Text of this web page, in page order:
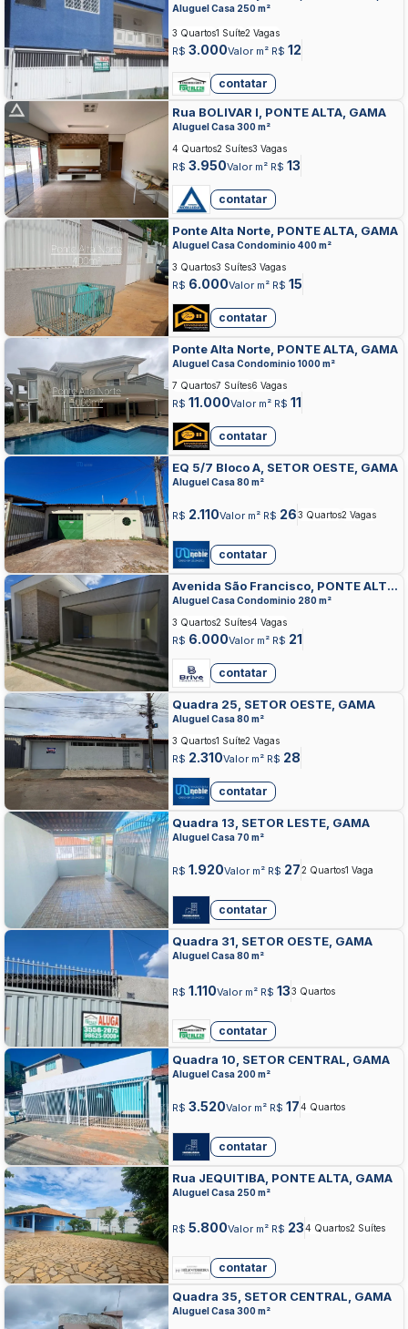
GAMA
Aluguel Casa 250 m²
R$ 3.000Valor m² R$ 12
3 Quartos1 Suíte2 Vagas
contatar
Rua BOLIVAR I, PONTE ALTA, GAMA
Aluguel Casa 300 m²
R$ 3.950Valor m² R$ 13
4 Quartos2 Suítes3 Vagas
contatar
Ponte Alta Norte, PONTE ALTA, GAMA
Aluguel Casa Condominio 400 m²
R$ 6.000Valor m² R$ 15
3 Quartos3 Suítes3 Vagas
contatar
Ponte Alta Norte, PONTE ALTA, GAMA
Aluguel Casa Condominio 1000 m²
R$ 11.000Valor m² R$ 11
7 Quartos7 Suítes6 Vagas
contatar
EQ 5/7 Bloco A, SETOR OESTE, GAMA
Aluguel Casa 80 m²
R$ 2.110Valor m² R$ 263 Quartos2 Vagas
contatar
Avenida São Francisco, PONTE ALTA,
GAMA
Aluguel Casa Condominio 280 m²
R$ 6.000Valor m² R$ 21
3 Quartos2 Suítes4 Vagas
contatar
Quadra 25, SETOR OESTE, GAMA
Aluguel Casa 80 m²
R$ 2.310Valor m² R$ 28
3 Quartos1 Suíte2 Vagas
contatar
Quadra 13, SETOR LESTE, GAMA
Aluguel Casa 70 m²
R$ 1.920Valor m² R$ 272 Quartos1 Vaga
contatar
Quadra 31, SETOR OESTE, GAMA
Aluguel Casa 80 m²
R$ 1.110Valor m² R$ 133 Quartos
contatar
Quadra 10, SETOR CENTRAL, GAMA
Aluguel Casa 200 m²
R$ 3.520Valor m² R$ 174 Quartos
contatar
Rua JEQUITIBA, PONTE ALTA, GAMA
Aluguel Casa 250 m²
R$ 5.800Valor m² R$ 234 Quartos2 Suítes
contatar
Quadra 35, SETOR CENTRAL, GAMA
Aluguel Casa 300 m²